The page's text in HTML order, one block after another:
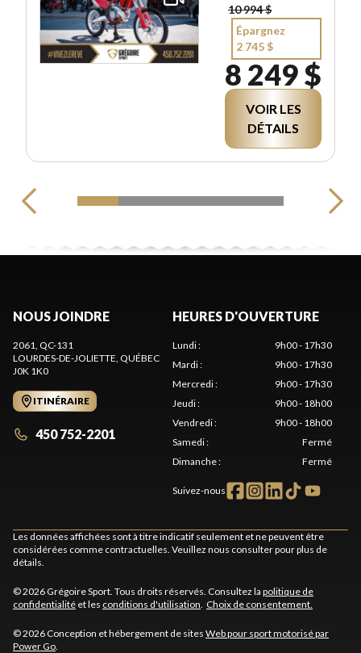
10 994 $
Épargnez
2 745 $
8 249 $
VOIR LES
DÉTAILS
NOUS JOINDRE
2061, QC-131
LOURDES-DE-JOLIETTE , QUÉBEC
J0K 1K0
ITINÉRAIRE
450 752-2201
HEURES D'OUVERTURE
Lundi:
9h00 - 17h30
Mardi:
9h00 - 17h30
Mercredi:
9h00 - 17h30
Jeudi:
9h00 - 18h00
Vendredi:
9h00 - 18h00
Samedi:
Fermé
Dimanche: Fermé
Suivez-nous
Les données affichées sont à titre indicatif seulement et ne peuvent être
considérées comme contractuelles. Veuillez nous consulter pour plus de
détails.
© 2026 Grégoire Sport. Tous droits réservés. Consultez la politique de
confidentialité et les conditions d'utilisation Choix de consentement.
© 2026 Conception et hébergement de sites Web pour sport motorisé par
Power Go